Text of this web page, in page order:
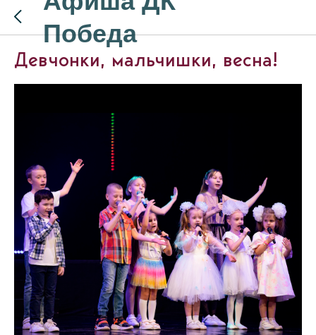
Победа
Девчонки, мальчишки, весна!